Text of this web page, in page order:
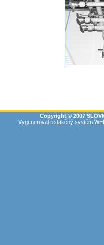
Copyright © 2007
Vygeneroval redakčný systém